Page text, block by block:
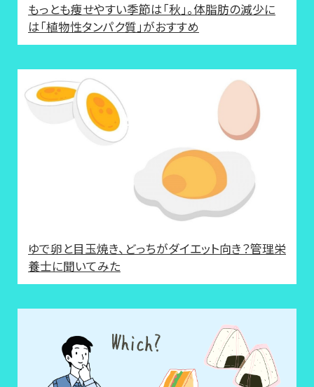
もっとも痩せやすい季節は「秋」。体脂肪の減少に
は「植物性タンパク質」がおすすめ
ゆで卵と目玉焼き、どっちがダイエット向き？管理栄
養士に聞いてみた